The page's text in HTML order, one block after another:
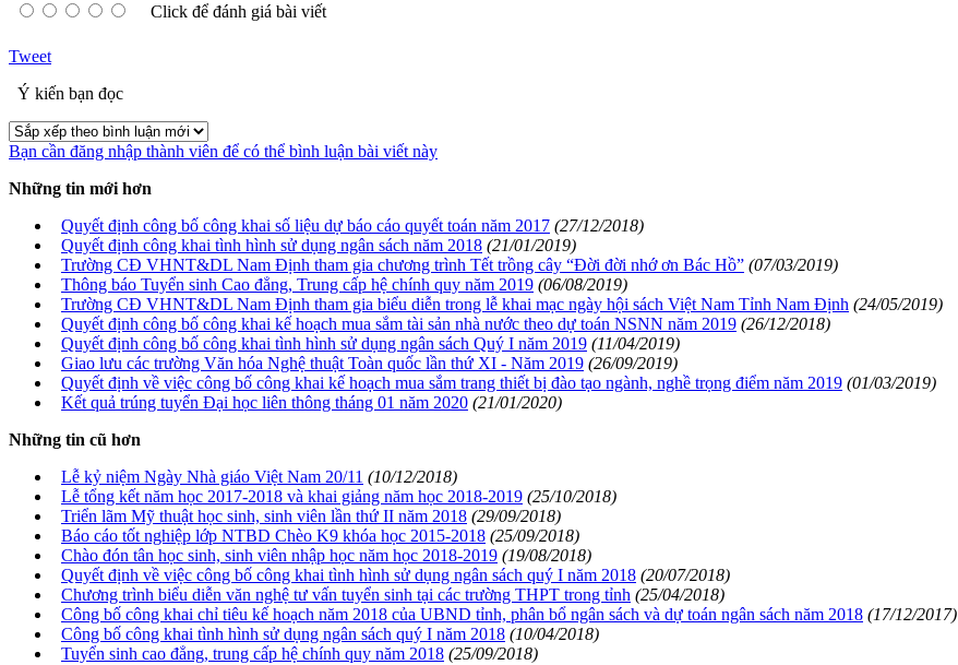
Click để đánh giá bài viết
Tweet
Ý kiến bạn đọc
Bạn cần đăng nhập thành viên để có thể bình luận bài viết này
Những tin mới hơn
Quyết định công bố công khai số liệu dự báo cáo quyết toán năm 2017 (27/12/2018)
Quyết định công khai tình hình sử dụng ngân sách năm 2018 (21/01/2019)
Trường CĐ VHNT&DL Nam Định tham gia chương trình Tết trồng cây “Đời đời nhớ ơn Bác Hồ” (07/03/2019)
Thông báo Tuyển sinh Cao đẳng, Trung cấp hệ chính quy năm 2019 (06/08/2019)
Trường CĐ VHNT&DL Nam Định tham gia biểu diễn trong lễ khai mạc ngày hội sách Việt Nam Tỉnh Nam Định (24/05/2019)
Quyết định công bố công khai kế hoạch mua sắm tài sản nhà nước theo dự toán NSNN năm 2019 (26/12/2018)
Quyết định công bố công khai tình hình sử dụng ngân sách Quý I năm 2019 (11/04/2019)
Giao lưu các trường Văn hóa Nghệ thuật Toàn quốc lần thứ XI - Năm 2019 (26/09/2019)
Quyết định về việc công bố công khai kế hoạch mua sắm trang thiết bị đào tạo ngành, nghề trọng điểm năm 2019 (01/03/2019)
Kết quả trúng tuyển Đại học liên thông tháng 01 năm 2020 (21/01/2020)
Những tin cũ hơn
Lễ kỷ niệm Ngày Nhà giáo Việt Nam 20/11 (10/12/2018)
Lễ tổng kết năm học 2017-2018 và khai giảng năm học 2018-2019 (25/10/2018)
Triển lãm Mỹ thuật học sinh, sinh viên lần thứ II năm 2018 (29/09/2018)
Báo cáo tốt nghiệp lớp NTBD Chèo K9 khóa học 2015-2018 (25/09/2018)
Chào đón tân học sinh, sinh viên nhập học năm học 2018-2019 (19/08/2018)
Quyết định về việc công bố công khai tình hình sử dụng ngân sách quý I năm 2018 (20/07/2018)
Chương trình biểu diễn văn nghệ tư vấn tuyển sinh tại các trường THPT trong tỉnh (25/04/2018)
Công bố công khai chỉ tiêu kế hoạch năm 2018 của UBND tỉnh, phân bổ ngân sách và dự toán ngân sách năm 2018 (17/12/2017)
Công bố công khai tình hình sử dụng ngân sách quý I năm 2018 (10/04/2018)
Tuyển sinh cao đẳng, trung cấp hệ chính quy năm 2018 (25/09/2018)